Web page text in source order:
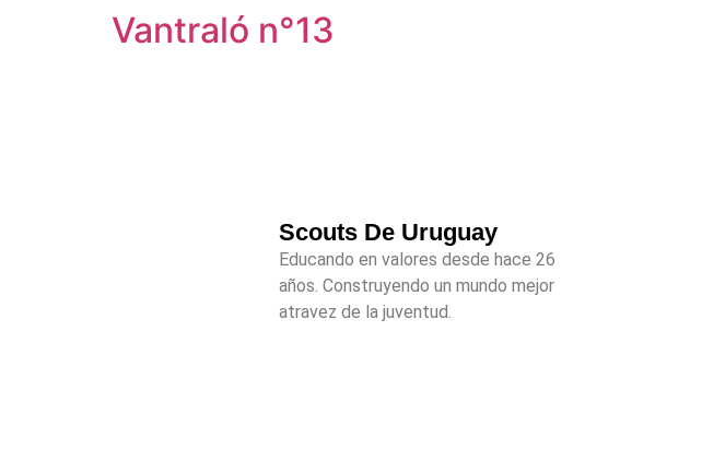
Vantraló n°13
Scouts De Uruguay
Educando en valores desde hace 26
años. Construyendo un mundo mejor
atravez de la juventud.